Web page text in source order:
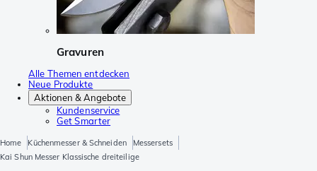
Gravuren
Alle Themen entdecken
Neue Produkte
Aktionen & Angebote
Kundenservice
Get Smarter
Home Küchenmesser & Schneiden
Messersets
Kai Shun Messer Klassische dreiteilige